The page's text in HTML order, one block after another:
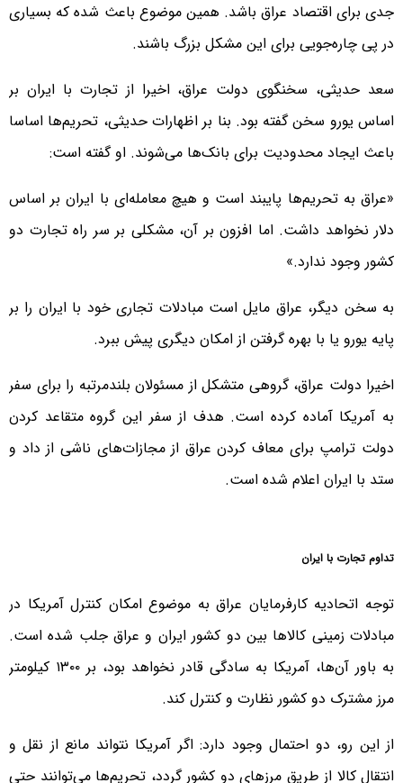
جدی برای اقتصاد عراق باشد. همین موضوع باعث شده که بسیاری
در پی چاره‌جویی برای این مشکل بزرگ باشند.
سعد حدیثی، سخنگوی دولت عراق، اخیرا از تجارت با ایران بر
اساس یورو سخن گفته بود. بنا بر اظهارات حدیثی، تحریم‌ها اساسا
باعث ایجاد محدودیت برای بانک‌ها می‌شوند. او گفته است:
«عراق به تحریم‌ها پایبند است و هیچ معامله‌ای با ایران بر اساس
دلار نخواهد داشت. اما افزون بر آن، مشکلی بر سر راه تجارت دو
کشور وجود ندارد.»
به سخن دیگر، عراق مایل است مبادلات تجاری خود با ایران را بر
پایه‌ یورو یا با بهره گرفتن از امکان دیگری پیش ببرد.
اخیرا دولت عراق، گروهی متشکل از مسئولان بلندمرتبه را برای سفر
به آمریکا آماده کرده است. هدف از سفر این گروه متقاعد کردن
دولت ترامپ برای معاف کردن عراق از مجازات‌های ناشی از داد و
ستد با ایران اعلام شده است.
تداوم تجارت با ایران
توجه اتحادیه کارفرمایان عراق به موضوع امکان کنترل آمریکا در
مبادلات زمینی کالاها بین دو کشور ایران و عراق جلب شده است.
به باور آن‌ها، آمریکا به سادگی قادر نخواهد بود، بر ۱۳۰۰ کیلومتر
مرز مشترک دو کشور نظارت و کنترل کند.
از این رو، دو احتمال وجود دارد: اگر آمریکا نتواند مانع از نقل و
انتقال کالا از طریق مرزهای دو کشور گردد، تحریم‌ها می‌توانند حتی